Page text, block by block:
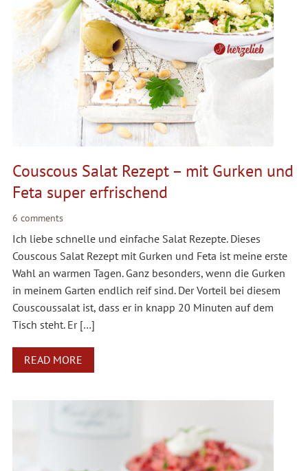
Couscous Salat Rezept – mit Gurken und
Feta super erfrischend
6 comments
Ich liebe schnelle und einfache Salat Rezepte. Dieses
Couscous Salat Rezept mit Gurken und Feta ist meine erste
Wahl an warmen Tagen. Ganz besonders, wenn die Gurken
in meinem Garten endlich reif sind. Der Vorteil bei diesem
Couscoussalat ist, dass er in knapp 20 Minuten auf dem
Tisch steht. Er […]
READ MORE